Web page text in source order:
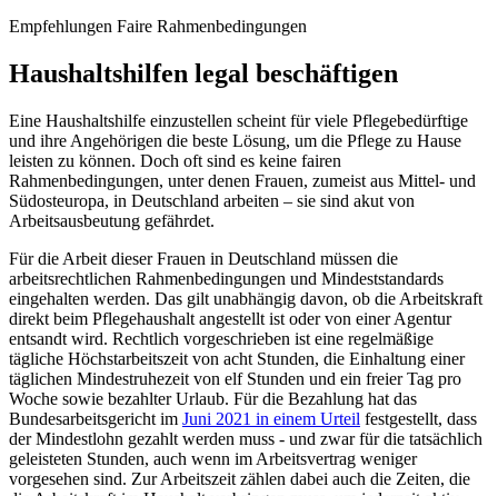
Empfehlungen Faire Rahmenbedingungen
Haushaltshilfen legal beschäftigen
Eine Haushaltshilfe einzustellen scheint für viele Pflegebedürftige
und ihre Angehörigen die beste Lösung, um die Pflege zu Hause
leisten zu können. Doch oft sind es keine fairen
Rahmenbedingungen, unter denen Frauen, zumeist aus Mittel- und
Südosteuropa, in Deutschland arbeiten – sie sind akut von
Arbeitsausbeutung gefährdet.
Für die Arbeit dieser Frauen in Deutschland müssen die
arbeitsrechtlichen Rahmenbedingungen und Mindeststandards
eingehalten werden. Das gilt unabhängig davon, ob die Arbeitskraft
direkt beim Pflegehaushalt angestellt ist oder von einer Agentur
entsandt wird. Rechtlich vorgeschrieben ist eine regelmäßige
tägliche Höchstarbeitszeit von acht Stunden, die Einhaltung einer
täglichen Mindestruhezeit von elf Stunden und ein freier Tag pro
Woche sowie bezahlter Urlaub. Für die Bezahlung hat das
Bundesarbeitsgericht im Juni 2021 in einem Urteil festgestellt, dass
der Mindestlohn gezahlt werden muss - und zwar für die tatsächlich
geleisteten Stunden, auch wenn im Arbeitsvertrag weniger
vorgesehen sind. Zur Arbeitszeit zählen dabei auch die Zeiten, die